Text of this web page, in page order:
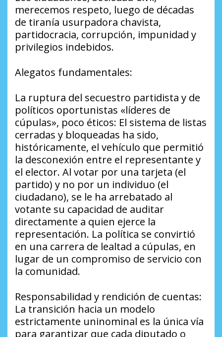
merecemos respeto, luego de décadas
de tiranía usurpadora chavista,
partidocracia, corrupción, impunidad y
privilegios indebidos.
Alegatos fundamentales:
La ruptura del secuestro partidista y de
políticos oportunistas «líderes de
cúpulas», poco éticos: El sistema de listas
cerradas y bloqueadas ha sido,
históricamente, el vehículo que permitió
la desconexión entre el representante y
el elector. Al votar por una tarjeta (el
partido) y no por un individuo (el
ciudadano), se le ha arrebatado al
votante su capacidad de auditar
directamente a quien ejerce la
representación. La política se convirtió
en una carrera de lealtad a cúpulas, en
lugar de un compromiso de servicio con
la comunidad.
Responsabilidad y rendición de cuentas:
La transición hacia un modelo
estrictamente uninominal es la única vía
para garantizar que cada diputado o